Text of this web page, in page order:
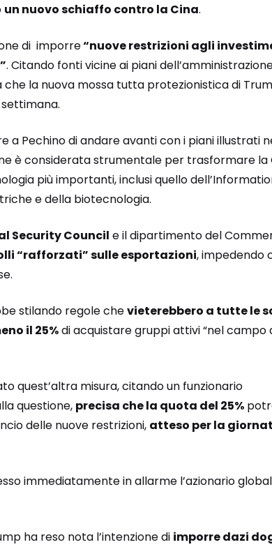
un nuovo schiaffo contro la Cina.
di imporre“nuove restrizioni agli
. Citando fonti vicine ai piani
la nuova mossa tutta protezionistica di
a Pechino di andare avanti con i piani illustrati
è considerata strumentale per trasformare la
più importanti, inclusi quello
e della biotecnologia.
Security Council e il dipartimento del
“rafforzati” sulle esportazioni, impedendo
stilando regole chevieterebbero a tutte le
il 25%di acquistare gruppi attivi “nel campo
quest’altra misura, citando un funzionario
questione, precisa che la quota del 25%
delle nuove restrizioni, atteso per la
immediatamente in allarme l’azionario
ha reso nota l’intenzione di imporre dazi